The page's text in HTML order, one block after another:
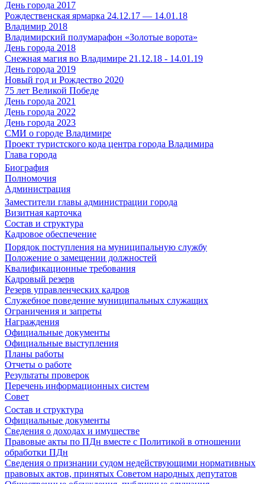
День города 2017
Рождественская ярмарка 24.12.17 — 14.01.18
Владимир 2018
Владимирский полумарафон «Золотые ворота»
День города 2018
Снежная магия во Владимире 21.12.18 - 14.01.19
День города 2019
Новый год и Рождество 2020
75 лет Великой Победе
День города 2021
День города 2022
День города 2023
СМИ о городе Владимире
Проект туристского кода центра города Владимира
Глава города
Биография
Полномочия
Администрация
Заместители главы администрации города
Визитная карточка
Состав и структура
Кадровое обеспечение
Порядок поступления на муниципальную службу
Положение о замещении должностей
Квалификационные требования
Кадровый резерв
Резерв управленческих кадров
Служебное поведение муниципальных служащих
Ограничения и запреты
Награждения
Официальные документы
Официальные выступления
Планы работы
Отчеты о работе
Результаты проверок
Перечень информационных систем
Совет
Состав и структура
Официальные документы
Сведения о доходах и имуществе
Правовые акты по ПДн вместе с Политикой в отношении
обработки ПДн
Сведения о признании судом недействующими нормативных
правовых актов, принятых Советом народных депутатов